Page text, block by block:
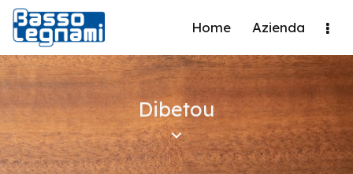
Home Azienda
Dibetou